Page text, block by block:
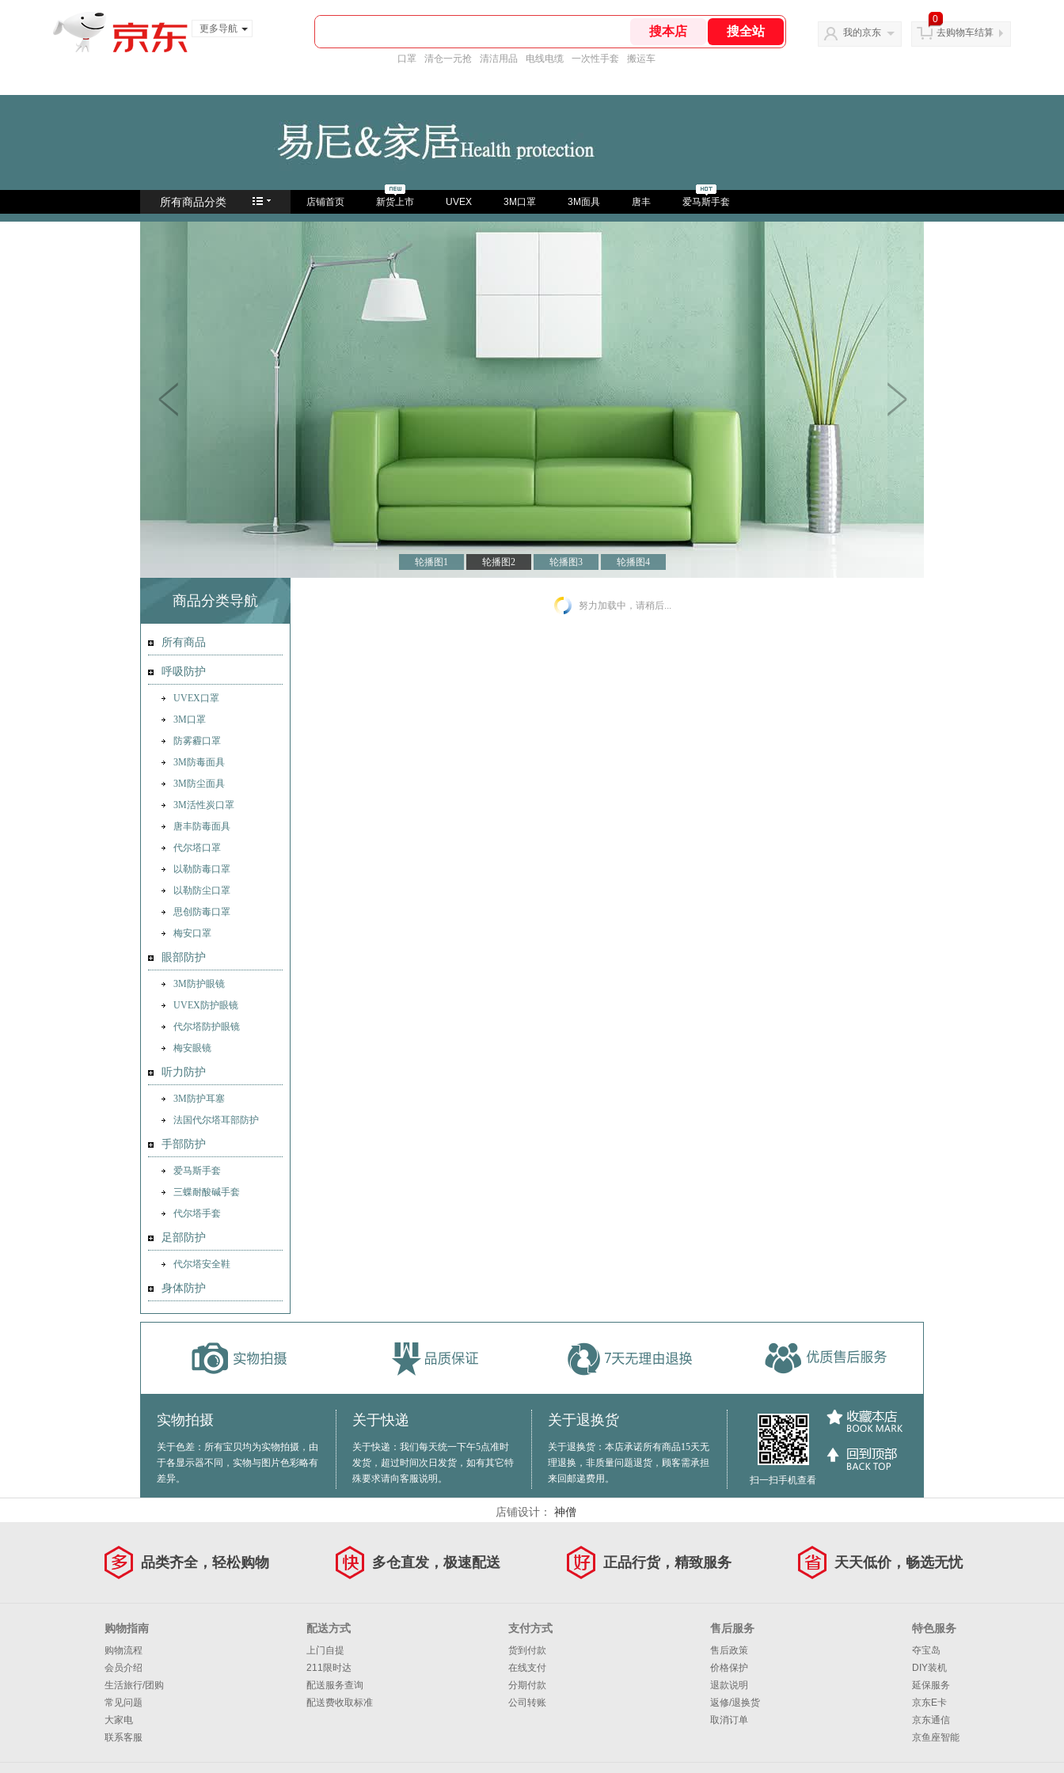
更多导航
口罩 清仓一元抢 清洁用品 电线电缆 一次性手套 搬运车
我的京东
0
去购物车结算
所有商品分类 店铺首页 新货上市 UVEX 3M口罩 3M面具 唐丰 爱马斯手套
轮播图1 轮播图2 轮播图3 轮播图4
商品分类导航
所有商品
呼吸防护
UVEX口罩
3M口罩
防雾霾口罩
3M防毒面具
3M防尘面具
3M活性炭口罩
唐丰防毒面具
代尔塔口罩
以勒防毒口罩
以勒防尘口罩
思创防毒口罩
梅安口罩
眼部防护
3M防护眼镜
UVEX防护眼镜
代尔塔防护眼镜
梅安眼镜
听力防护
3M防护耳塞
法国代尔塔耳部防护
手部防护
爱马斯手套
三蝶耐酸碱手套
代尔塔手套
足部防护
代尔塔安全鞋
身体防护
努力加载中，请稍后...
实物拍摄
关于色差：所有宝贝均为实物拍摄，由
于各显示器不同，实物与图片色彩略有
差异。
关于快递
关于快递：我们每天统一下午5点准时
发货，超过时间次日发货，如有其它特
殊要求请向客服说明。
关于退换货
关于退换货：本店承诺所有商品15天无
理退换，非质量问题退货，顾客需承担
来回邮递费用。
扫一扫手机查看
店铺设计： 神僧
品类齐全，轻松购物 多仓直发，极速配送 正品行货，精致服务 天天低价，畅选无忧
购物指南
购物流程
会员介绍
生活旅行/团购
常见问题
大家电
联系客服
配送方式
上门自提
211限时达
配送服务查询
配送费收取标准
支付方式
货到付款
在线支付
分期付款
公司转账
售后服务
售后政策
价格保护
退款说明
返修/退换货
取消订单
特色服务
夺宝岛
DIY装机
延保服务
京东E卡
京东通信
京鱼座智能